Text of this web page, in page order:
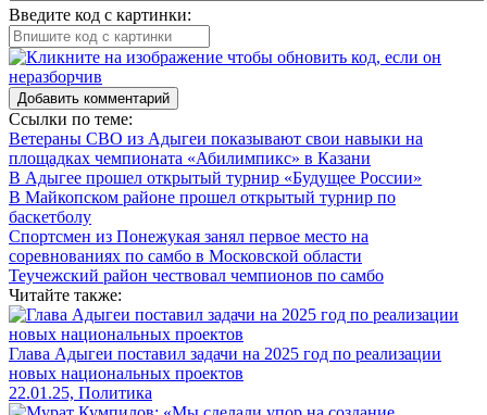
Введите код с картинки:
Добавить комментарий
Ссылки по теме:
Ветераны СВО из Адыгеи показывают свои навыки на
площадках чемпионата «Абилимпикс» в Казани
В Адыгее прошел открытый турнир «Будущее России»
В Майкопском районе прошел открытый турнир по
баскетболу
Спортсмен из Понежукая занял первое место на
соревнованиях по самбо в Московской области
Теучежский район чествовал чемпионов по самбо
Читайте также:
Глава Адыгеи поставил задачи на 2025 год по реализации
новых национальных проектов
22.01.25, Политика